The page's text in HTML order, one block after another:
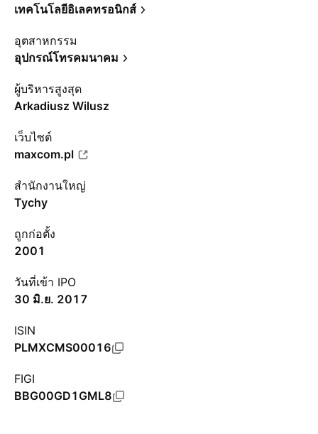
เทคโนโลยีอิเลคทรอนิกส์
อุตสาหกรรม
อุปกรณ์โทรคมนาคม
ผู้บริหารสูงสุด
Arkadiusz Wilusz
เว็บไซต์
maxcom.pl
สำนักงานใหญ่
Tychy
ถูกก่อตั้ง
2001
วันที่เข้า IPO
30 มิ.ย. 2017
ISIN
PLMXCMS00016
FIGI
BBG00GD1GML8